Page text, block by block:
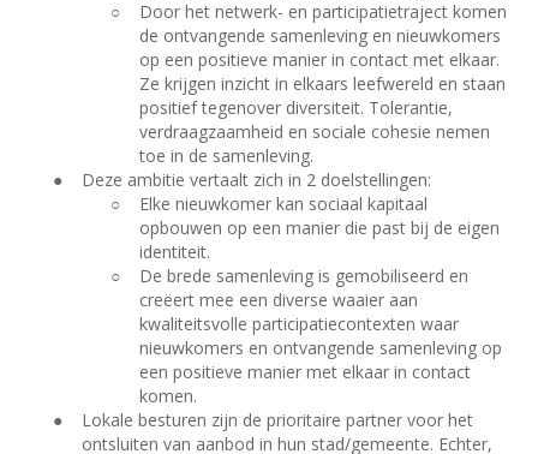
○
Door het netwerk- en participatietraject komen
de ontvangende samenleving en nieuwkomers
op een positieve manier in contact met elkaar.
Ze krijgen inzicht in elkaars leefwereld en staan
positief tegenover diversiteit. Tolerantie,
verdraagzaamheid en sociale cohesie nemen
toe in de samenleving.
●
Deze ambitie vertaalt zich in 2 doelstellingen:
○
Elke nieuwkomer kan sociaal kapitaal
opbouwen op een manier die past bij de eigen
identiteit.
○
De brede samenleving is gemobiliseerd en
creëert mee een diverse waaier aan
kwaliteitsvolle participatiecontexten waar
nieuwkomers en ontvangende samenleving op
een positieve manier met elkaar in contact
komen.
●
Lokale besturen zijn de prioritaire partner voor het
ontsluiten van aanbod in hun stad/gemeente. Echter,